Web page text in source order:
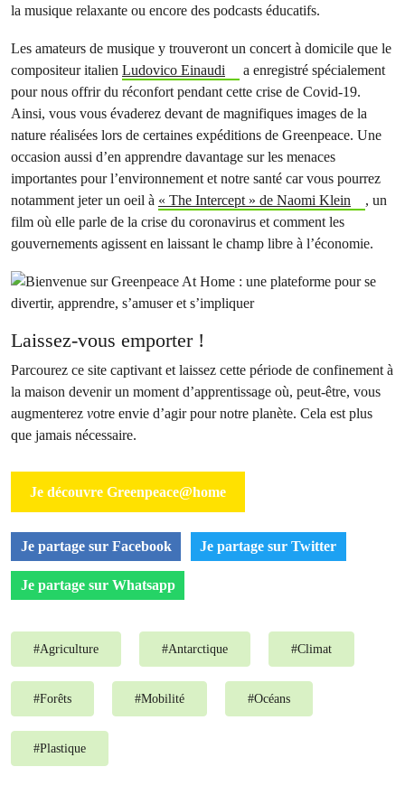
la musique relaxante ou encore des podcasts éducatifs.
Les amateurs de musique y trouveront un concert à domicile que le
compositeur italien Ludovico Einaudi
a enregistré spécialement
pour nous offrir du réconfort pendant cette crise de Covid-19.
Ainsi, vous vous évaderez devant de magnifiques images de la
nature réalisées lors de certaines expéditions de Greenpeace. Une
occasion aussi d’en apprendre davantage sur les menaces
importantes pour l’environnement et notre santé car vous pourrez
notamment jeter un oeil à « The Intercept » de Naomi Klein
, un
film où elle parle de la crise du coronavirus et comment les
gouvernements agissent en laissant le champ libre à l’économie.
Laissez-vous emporter !
Parcourez ce site captivant et laissez cette période de confinement à
la maison devenir un moment d’apprentissage où, peut-être, vous
augmenterez votre envie d’agir pour notre planète. Cela est plus
que jamais nécessaire.
Je découvre Greenpeace@home
Je partage sur Facebook Je partage sur Twitter
Je partage sur Whatsapp
#Agriculture #Antarctique #Climat
#Forêts #Mobilité #Océans
#Plastique